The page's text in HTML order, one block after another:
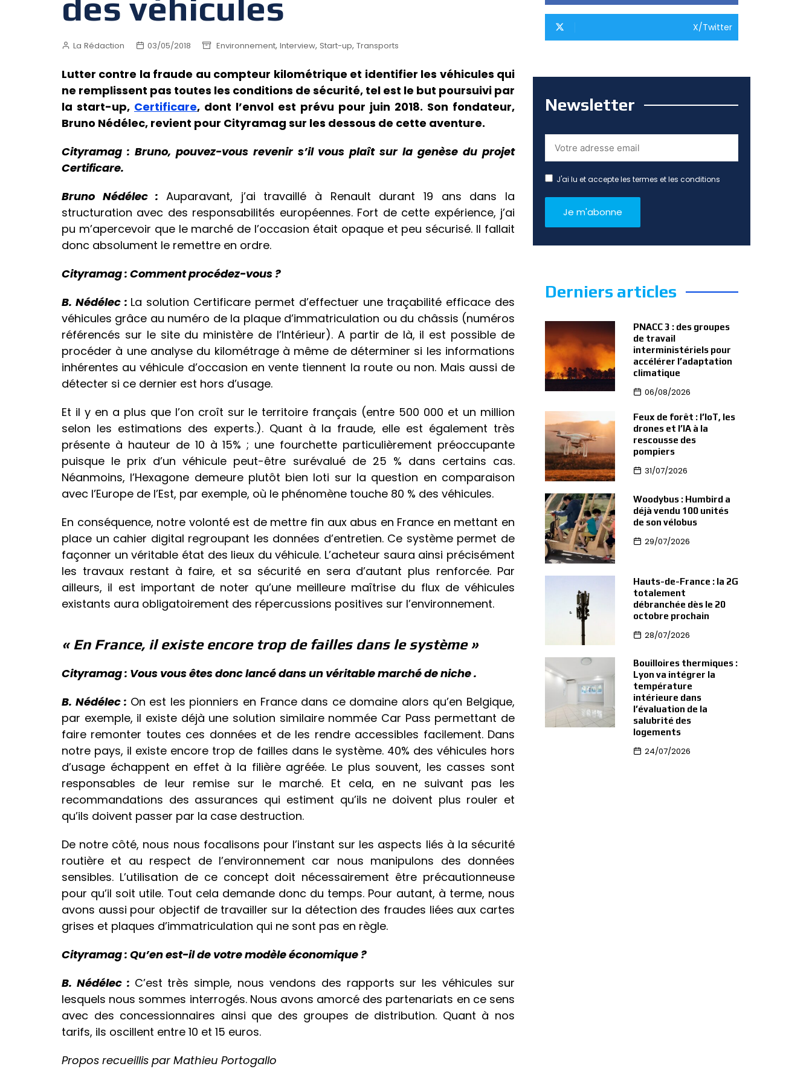
La Rédaction 03/05/2018 Environnement, Interview, Start-up, Transports
Lutter contre la fraude au compteur kilométrique et identifier les véhicules qui
ne remplissent pas toutes les conditions de sécurité, tel est le but poursuivi par
la start-up, Certificare, dont l’envol est prévu pour juin 2018. Son fondateur,
Bruno Nédélec, revient pour Cityramag sur les dessous de cette aventure.
Cityramag : Bruno, pouvez-vous revenir s’il vous plaît sur la genèse du projet
Certificare.
Bruno Nédélec : Auparavant, j’ai travaillé à Renault durant 19 ans dans la
structuration avec des responsabilités européennes. Fort de cette expérience, j’ai
pu m’apercevoir que le marché de l’occasion était opaque et peu sécurisé. Il fallait
donc absolument le remettre en ordre.
Cityramag : Comment procédez-vous ?
B. Nédélec : La solution Certificare permet d’effectuer une traçabilité efficace des
véhicules grâce au numéro de la plaque d’immatriculation ou du châssis (numéros
référencés sur le site du ministère de l’Intérieur). A partir de là, il est possible de
procéder à une analyse du kilométrage à même de déterminer si les informations
inhérentes au véhicule d’occasion en vente tiennent la route ou non. Mais aussi de
détecter si ce dernier est hors d’usage.
Et il y en a plus que l’on croît sur le territoire français (entre 500 000 et un million
selon les estimations des experts.). Quant à la fraude, elle est également très
présente à hauteur de 10 à 15% ; une fourchette particulièrement préoccupante
puisque le prix d’un véhicule peut-être surévalué de 25 % dans certains cas.
Néanmoins, l’Hexagone demeure plutôt bien loti sur la question en comparaison
avec l’Europe de l’Est, par exemple, où le phénomène touche 80 % des véhicules.
En conséquence, notre volonté est de mettre fin aux abus en France en mettant en
place un cahier digital regroupant les données d’entretien. Ce système permet de
façonner un véritable état des lieux du véhicule. L’acheteur saura ainsi précisément
les travaux restant à faire, et sa sécurité en sera d’autant plus renforcée. Par
ailleurs, il est important de noter qu’une meilleure maîtrise du flux de véhicules
existants aura obligatoirement des répercussions positives sur l’environnement.
« En France, il existe encore trop de failles dans le système »
Cityramag : Vous vous êtes donc lancé dans un véritable marché de niche .
B. Nédélec : On est les pionniers en France dans ce domaine alors qu’en Belgique,
par exemple, il existe déjà une solution similaire nommée Car Pass permettant de
faire remonter toutes ces données et de les rendre accessibles facilement. Dans
notre pays, il existe encore trop de failles dans le système. 40% des véhicules hors
d’usage échappent en effet à la filière agréée. Le plus souvent, les casses sont
responsables de leur remise sur le marché. Et cela, en ne suivant pas les
recommandations des assurances qui estiment qu’ils ne doivent plus rouler et
qu’ils doivent passer par la case destruction.
De notre côté, nous nous focalisons pour l’instant sur les aspects liés à la sécurité
routière et au respect de l’environnement car nous manipulons des données
sensibles. L’utilisation de ce concept doit nécessairement être précautionneuse
pour qu’il soit utile. Tout cela demande donc du temps. Pour autant, à terme, nous
avons aussi pour objectif de travailler sur la détection des fraudes liées aux cartes
grises et plaques d’immatriculation qui ne sont pas en règle.
Cityramag : Qu’en est-il de votre modèle économique ?
B. Nédélec : C’est très simple, nous vendons des rapports sur les véhicules sur
lesquels nous sommes interrogés. Nous avons amorcé des partenariats en ce sens
avec des concessionnaires ainsi que des groupes de distribution. Quant à nos
tarifs, ils oscillent entre 10 et 15 euros.
Propos recueillis par Mathieu Portogallo
X/Twitter
Newsletter
J'ai lu et accepte les termes et les conditions
Derniers articles
PNACC 3 : des groupes
de travail
interministériels pour
accélérer l’adaptation
climatique
06/08/2026
Feux de forêt : l’IoT, les
drones et l’IA à la
rescousse des
pompiers
31/07/2026
Woodybus : Humbird a
déjà vendu 100 unités
de son vélobus
29/07/2026
Hauts-de-France : la 2G
totalement
débranchée dès le 20
octobre prochain
28/07/2026
Bouilloires thermiques :
Lyon va intégrer la
température
intérieure dans
l’évaluation de la
salubrité des
logements
24/07/2026